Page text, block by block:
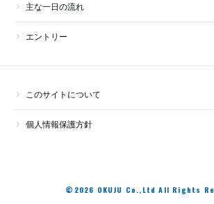
主な一日の流れ
エントリー
このサイトについて
個人情報保護方針
©2026 OKUJU Co.,Ltd All Rights